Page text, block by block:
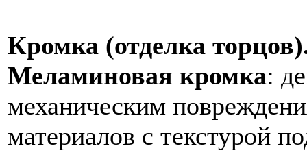
Кромка (отделка
Меламиновая кромка:
механическим
материалов с текстурой